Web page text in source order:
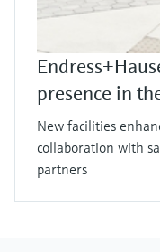
presence in
New facilities
collaboration with
partners